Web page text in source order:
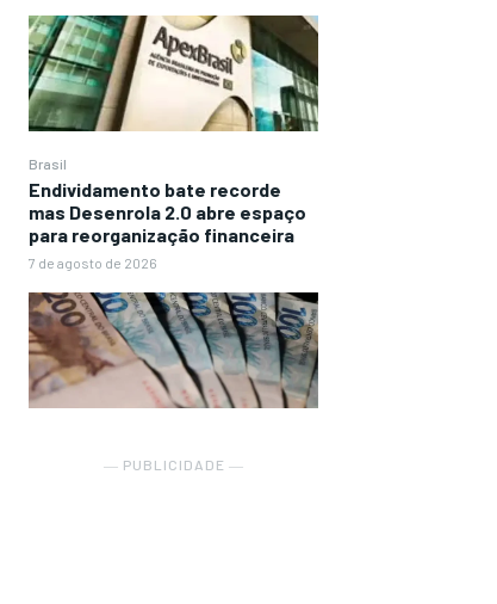
Brasil
Endividamento bate recorde
mas Desenrola 2.0 abre espaço
para reorganização financeira
7 de agosto de 2026
― PUBLICIDADE ―